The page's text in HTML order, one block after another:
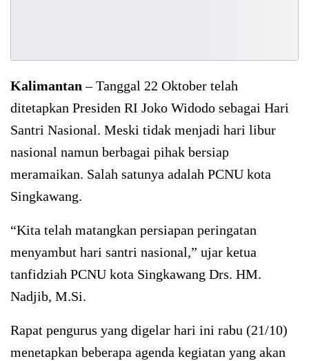
Kalimantan – Tanggal 22 Oktober telah
ditetapkan Presiden RI Joko Widodo sebagai Hari
Santri Nasional. Meski tidak menjadi hari libur
nasional namun berbagai pihak bersiap
meramaikan. Salah satunya adalah PCNU kota
Singkawang.
“Kita telah matangkan persiapan peringatan
menyambut hari santri nasional,” ujar ketua
tanfidziah PCNU kota Singkawang Drs. HM.
Nadjib, M.Si.
Rapat pengurus yang digelar hari ini rabu (21/10)
menetapkan beberapa agenda kegiatan yang akan